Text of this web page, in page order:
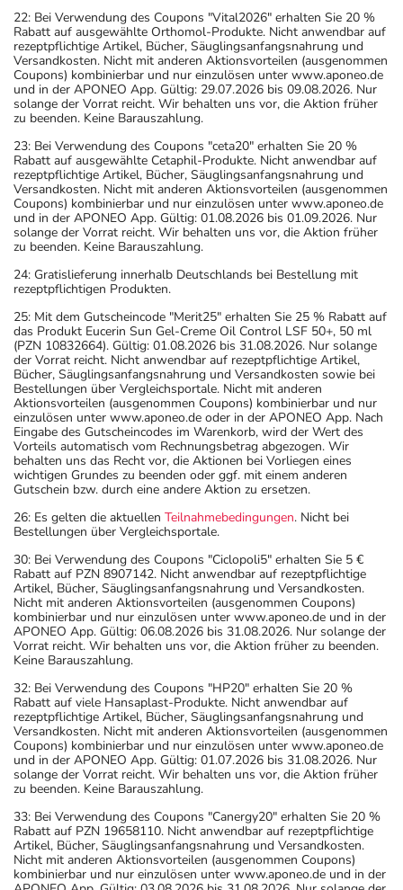
22: Bei Verwendung des Coupons "Vital2026" erhalten Sie 20 %
Rabatt auf ausgewählte Orthomol-Produkte. Nicht anwendbar auf
rezeptpflichtige Artikel, Bücher, Säuglingsanfangsnahrung und
Versandkosten. Nicht mit anderen Aktionsvorteilen (ausgenommen
Coupons) kombinierbar und nur einzulösen unter www.aponeo.de
und in der APONEO App. Gültig: 29.07.2026 bis 09.08.2026. Nur
solange der Vorrat reicht. Wir behalten uns vor, die Aktion früher
zu beenden. Keine Barauszahlung.
23: Bei Verwendung des Coupons "ceta20" erhalten Sie 20 %
Rabatt auf ausgewählte Cetaphil-Produkte. Nicht anwendbar auf
rezeptpflichtige Artikel, Bücher, Säuglingsanfangsnahrung und
Versandkosten. Nicht mit anderen Aktionsvorteilen (ausgenommen
Coupons) kombinierbar und nur einzulösen unter www.aponeo.de
und in der APONEO App. Gültig: 01.08.2026 bis 01.09.2026. Nur
solange der Vorrat reicht. Wir behalten uns vor, die Aktion früher
zu beenden. Keine Barauszahlung.
24: Gratislieferung innerhalb Deutschlands bei Bestellung mit
rezeptpflichtigen Produkten.
25: Mit dem Gutscheincode "Merit25" erhalten Sie 25 % Rabatt auf
das Produkt Eucerin Sun Gel-Creme Oil Control LSF 50+, 50 ml
(PZN 10832664). Gültig: 01.08.2026 bis 31.08.2026. Nur solange
der Vorrat reicht. Nicht anwendbar auf rezeptpflichtige Artikel,
Bücher, Säuglingsanfangsnahrung und Versandkosten sowie bei
Bestellungen über Vergleichsportale. Nicht mit anderen
Aktionsvorteilen (ausgenommen Coupons) kombinierbar und nur
einzulösen unter www.aponeo.de oder in der APONEO App. Nach
Eingabe des Gutscheincodes im Warenkorb, wird der Wert des
Vorteils automatisch vom Rechnungsbetrag abgezogen. Wir
behalten uns das Recht vor, die Aktionen bei Vorliegen eines
wichtigen Grundes zu beenden oder ggf. mit einem anderen
Gutschein bzw. durch eine andere Aktion zu ersetzen.
26: Es gelten die aktuellen Teilnahmebedingungen. Nicht bei
Bestellungen über Vergleichsportale.
30: Bei Verwendung des Coupons "Ciclopoli5" erhalten Sie 5 €
Rabatt auf PZN 8907142. Nicht anwendbar auf rezeptpflichtige
Artikel, Bücher, Säuglingsanfangsnahrung und Versandkosten.
Nicht mit anderen Aktionsvorteilen (ausgenommen Coupons)
kombinierbar und nur einzulösen unter www.aponeo.de und in der
APONEO App. Gültig: 06.08.2026 bis 31.08.2026. Nur solange der
Vorrat reicht. Wir behalten uns vor, die Aktion früher zu beenden.
Keine Barauszahlung.
32: Bei Verwendung des Coupons "HP20" erhalten Sie 20 %
Rabatt auf viele Hansaplast-Produkte. Nicht anwendbar auf
rezeptpflichtige Artikel, Bücher, Säuglingsanfangsnahrung und
Versandkosten. Nicht mit anderen Aktionsvorteilen (ausgenommen
Coupons) kombinierbar und nur einzulösen unter www.aponeo.de
und in der APONEO App. Gültig: 01.07.2026 bis 31.08.2026. Nur
solange der Vorrat reicht. Wir behalten uns vor, die Aktion früher
zu beenden. Keine Barauszahlung.
33: Bei Verwendung des Coupons "Canergy20" erhalten Sie 20 %
Rabatt auf PZN 19658110. Nicht anwendbar auf rezeptpflichtige
Artikel, Bücher, Säuglingsanfangsnahrung und Versandkosten.
Nicht mit anderen Aktionsvorteilen (ausgenommen Coupons)
kombinierbar und nur einzulösen unter www.aponeo.de und in der